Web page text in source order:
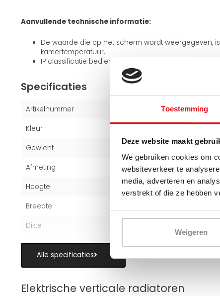
Toestemming
Deze website maakt
We gebruiken cookies om
websiteverkeer te
media, adverteren en
verstrekt of die ze hebben
Weigeren
Aanvullende technische informatie:
De waarde die op het scherm wordt weergegeven,
kamertemperatuur.
IP classificatie bedieningspaneel IP44
Specificaties
Artikelnummer 100120146
Kleur
Gewicht
Afmeting 160x40 cm
Hoogte 160 cm
Breedte
Dikte
Alle specificaties
Elektrische verticale radiatoren